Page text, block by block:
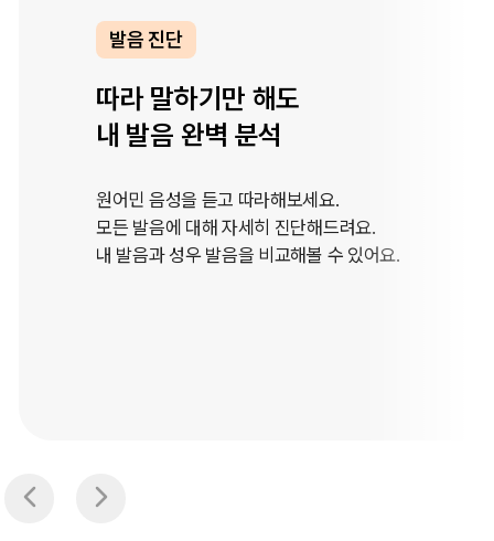
속도 조절
원어민 속도부터
듣기 평가 속도까지
실전 속도는 물론 듣기 평가 속도,
0.5배속 듣기까지 가능해요.
연음까지 알려줘 디테일까지 학습해요.